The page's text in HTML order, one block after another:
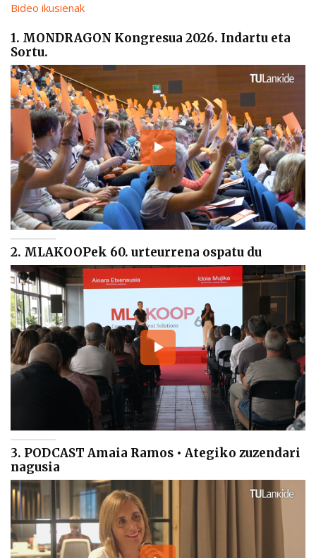
Bideo ikusienak
1. MONDRAGON Kongresua 2026. Indartu eta
Sortu.
2. MLAKOOPek 60. urteurrena ospatu du
3. PODCAST Amaia Ramos • Ategiko zuzendari
nagusia